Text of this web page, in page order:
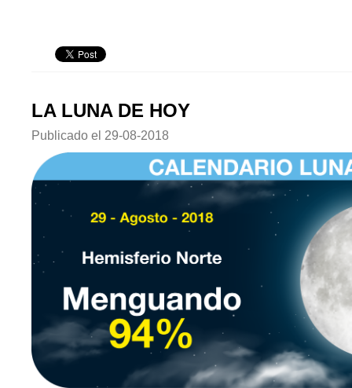
LA LUNA DE HOY
Publicado el 29-08-2018